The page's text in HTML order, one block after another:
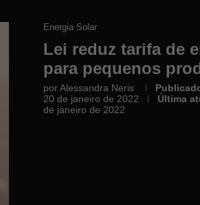
Energia Solar
Lei reduz tarifa de
para pequenos
porAlessandra Neris
20 de janeiro de 2022
Última
de janeiro de 2022